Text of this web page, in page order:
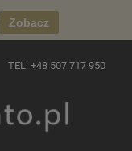
Zobacz
TEL: +48 507 717 950